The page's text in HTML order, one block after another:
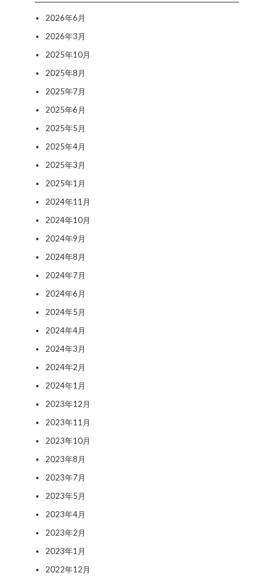
2026年6月
2026年3月
2025年10月
2025年8月
2025年7月
2025年6月
2025年5月
2025年4月
2025年3月
2025年1月
2024年11月
2024年10月
2024年9月
2024年8月
2024年7月
2024年6月
2024年5月
2024年4月
2024年3月
2024年2月
2024年1月
2023年12月
2023年11月
2023年10月
2023年8月
2023年7月
2023年5月
2023年4月
2023年2月
2023年1月
2022年12月